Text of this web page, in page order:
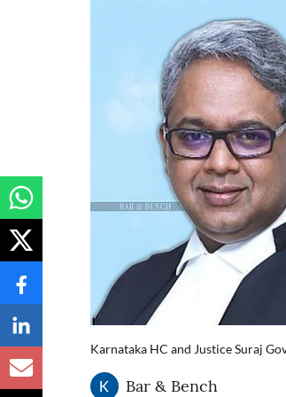
Karnataka HC and Justice Suraj
Bar & Bench